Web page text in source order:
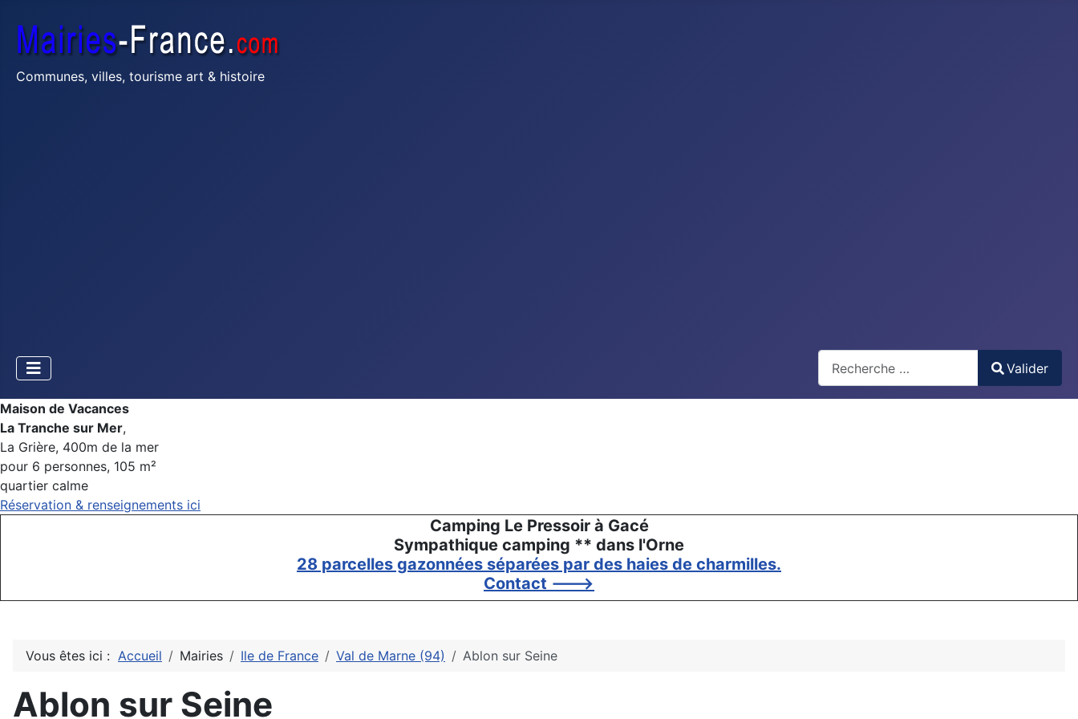
Communes, villes, tourisme art & histoire
Type 2 or more characters for results.
Valider
Maison de Vacances
La Tranche sur Mer,
La Grière, 400m de la mer
pour 6 personnes, 105 m²
quartier calme
Réservation & renseignements ici
Camping Le Pressoir à Gacé
Sympathique camping ** dans l'Orne
28 parcelles gazonnées séparées par des haies de charmilles.
Contact --->
Vous êtes ici : Accueil Mairies Ile de France Val de Marne (94) Ablon sur Seine
Ablon sur Seine